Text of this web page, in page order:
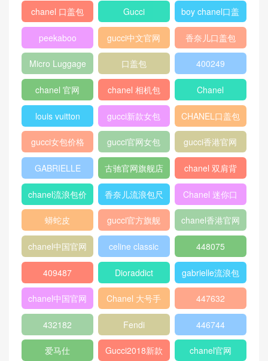
chanel 口盖包 Gucci
boy chanel口盖
包
peekaboo gucci中文官网
香奈儿口盖包
2018
Micro Luggage 口盖包 400249
chanel 官网 chanel 相机包 Chanel
louis vuitton gucci新款女包 CHANEL口盖包
gucci女包价格 gucci官网女包 gucci香港官网
GABRIELLE 古驰官网旗舰店
chanel 双肩背
包
chanel流浪包价
格
香奈儿流浪包尺
寸
Chanel 迷你口
盖包
蟒蛇皮
gucci官方旗舰
店
chanel香港官网
chanel中国官网
celine classic
box
448075
409487 Dioraddict gabrielle流浪包
chanel中国官网
包
Chanel 大号手
提包
447632
432182 Fendi 446744
爱马仕 Gucci2018新款 chanel官网